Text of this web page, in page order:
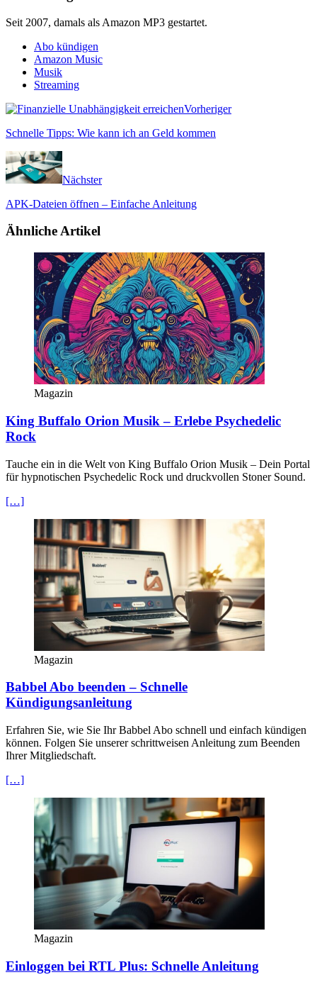
Seit 2007, damals als Amazon MP3 gestartet.
Abo kündigen
Amazon Music
Musik
Streaming
Vorheriger
Schnelle Tipps: Wie kann ich an Geld kommen
Nächster
APK-Dateien öffnen – Einfache Anleitung
Ähnliche Artikel
Magazin
King Buffalo Orion Musik – Erlebe Psychedelic
Rock
Tauche ein in die Welt von King Buffalo Orion Musik – Dein Portal
für hypnotischen Psychedelic Rock und druckvollen Stoner Sound.
[…]
Magazin
Babbel Abo beenden – Schnelle
Kündigungsanleitung
Erfahren Sie, wie Sie Ihr Babbel Abo schnell und einfach kündigen
können. Folgen Sie unserer schrittweisen Anleitung zum Beenden
Ihrer Mitgliedschaft.
[…]
Magazin
Einloggen bei RTL Plus: Schnelle Anleitung